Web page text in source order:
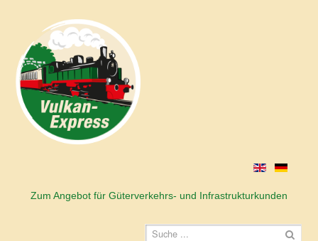
Zum Angebot für Güterverkehrs- und Infrastrukturkunden